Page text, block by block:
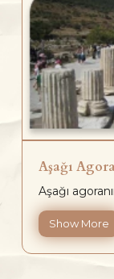
Aşağı
Aşağı
Show More